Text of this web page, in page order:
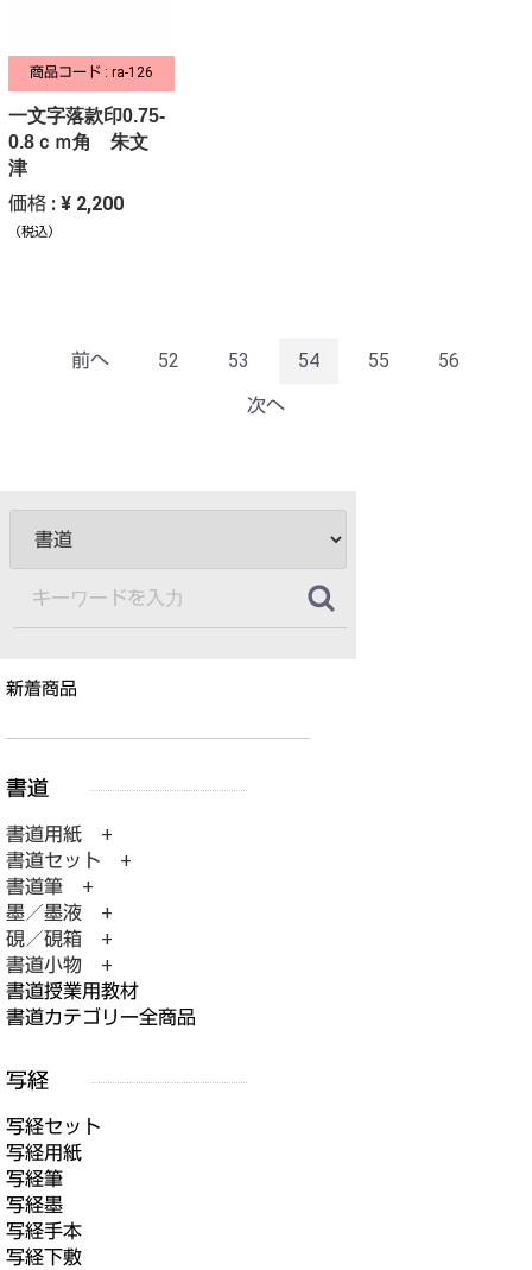
商品コード : ra-126
一文字落款印0.75-
0.8ｃｍ角 朱文
津
価格 : ¥ 2,200
（税込）
前へ 52 53 54 55
56
次へ
新着商品
書道用紙 +
書道セット +
書道筆 +
墨／墨液 +
硯／硯箱 +
書道小物 +
書道授業用教材
書道カテゴリー全商品
写経セット
写経用紙
写経筆
写経墨
写経手本
写経下敷